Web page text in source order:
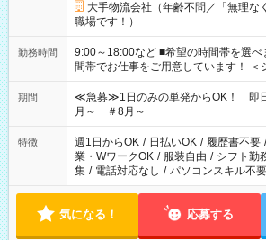
大手物流会社（年齢不問／「無理な
職場です！）
勤務時間
9:00～18:00など ■希望の時間帯を選べます！ ▼他にも
間帯でお仕事をご用意しています！
17:00～22:00 13:00～22:00 22:00～翌
期間
≪急募≫1日のみの単発からOK！ 即
月～ ＃8月～
特徴 週1日からOK / 日払いOK / 履歴書不要 /
業・WワークOK / 服装自由 / シフト勤
集 / 電話対応なし / パソコンスキル不要
気になる！ 応募する